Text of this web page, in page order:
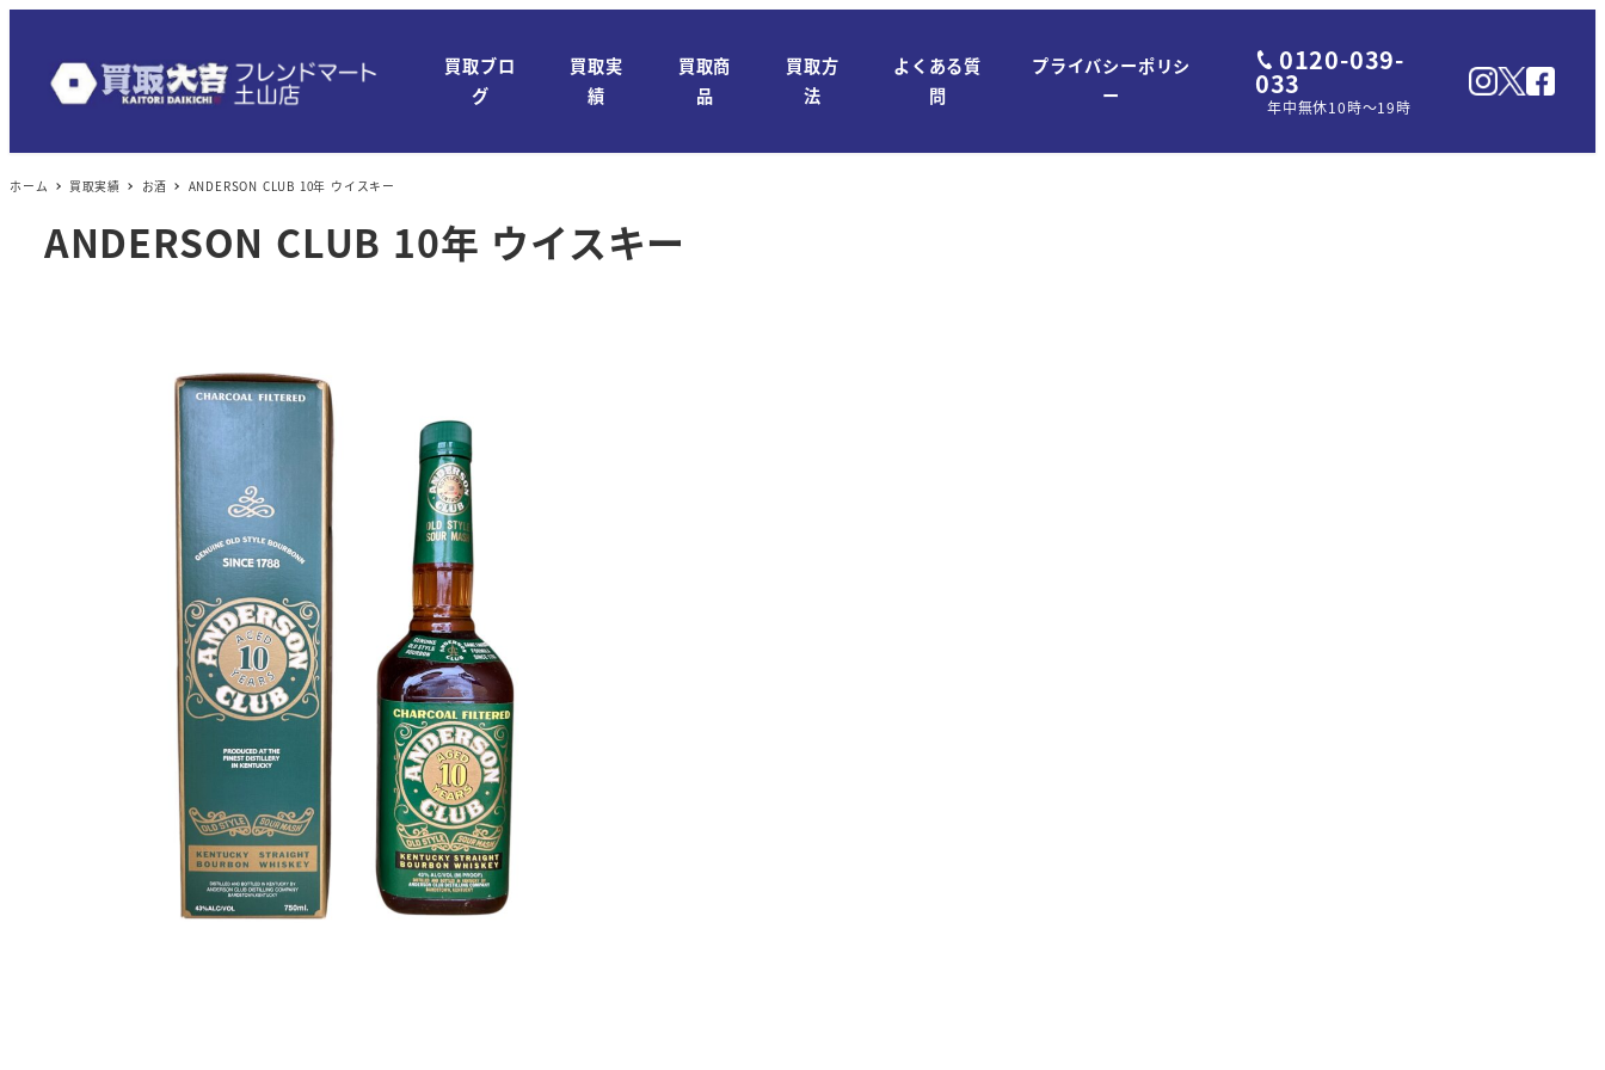
ン
テ
買取ブロ
グ
買取実
績
買取商
品
買取方
法
よくある質
問
プライバシーポリシ
ー
0120-039-
033
年中無休10時～19時
ホーム 買取実績 お酒 ANDERSON CLUB 10年 ウイスキー
ANDERSON CLUB 10年 ウイスキー